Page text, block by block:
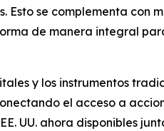
se complementa con
de manera integral
y los instrumentos
el acceso a
UU. ahora disponibles